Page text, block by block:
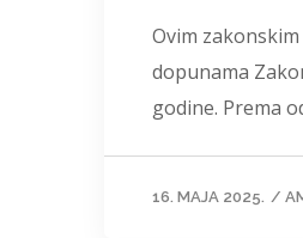
Ovim
dopunama
godine. Prema
16. MAJA 2025. /